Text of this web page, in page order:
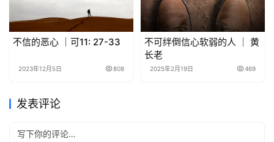
不信的恶心 ｜可11: 27-33
2023年12月5日 808
不可绊倒信心软弱的人 ｜ 黄
长老
2025年2月19日 469
发表评论